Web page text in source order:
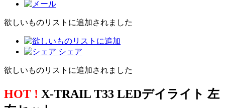
欲しいものリストに追加されました
シェア
欲しいものリストに追加されました
HOT ! X-TRAIL T33 LEDデイライト 左